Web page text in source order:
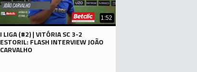
1:52
I LIGA (#2) | VITÓRIA SC 3-2
ESTORIL: FLASH INTERVIEW JOÃO
CARVALHO